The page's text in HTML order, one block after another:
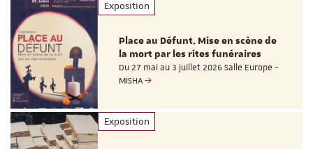
Exposition
Place au Défunt. Mise en scène de
la mort par les rites funéraires
Du 27 mai au 3 juillet 2026 Salle Europe -
MISHA
Exposition